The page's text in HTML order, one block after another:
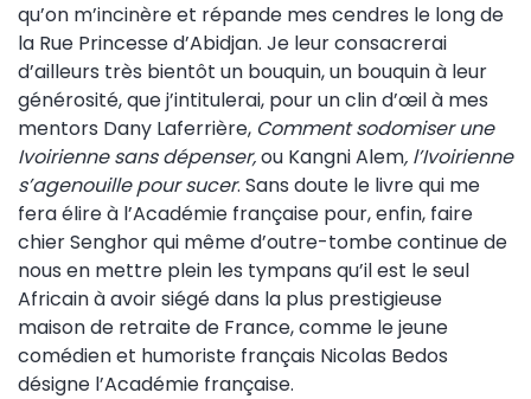
qu’on m’incinère et répande mes cendres le long de
la Rue Princesse d’Abidjan. Je leur consacrerai
d’ailleurs très bientôt un bouquin, un bouquin à leur
générosité, que j’intitulerai, pour un clin d’œil à mes
mentors Dany Laferrière, Comment sodomiser une
Ivoirienne sans dépenser,ou Kangni Alem, l’Ivoirienne
s’agenouille pour sucer. Sans doute le livre qui me
fera élire à l’Académie française pour, enfin, faire
chier Senghor qui même d’outre-tombe continue de
nous en mettre plein les tympans qu’il est le seul
Africain à avoir siégé dans la plus prestigieuse
maison de retraite de France, comme le jeune
comédien et humoriste français Nicolas Bedos
désigne l’Académie française.